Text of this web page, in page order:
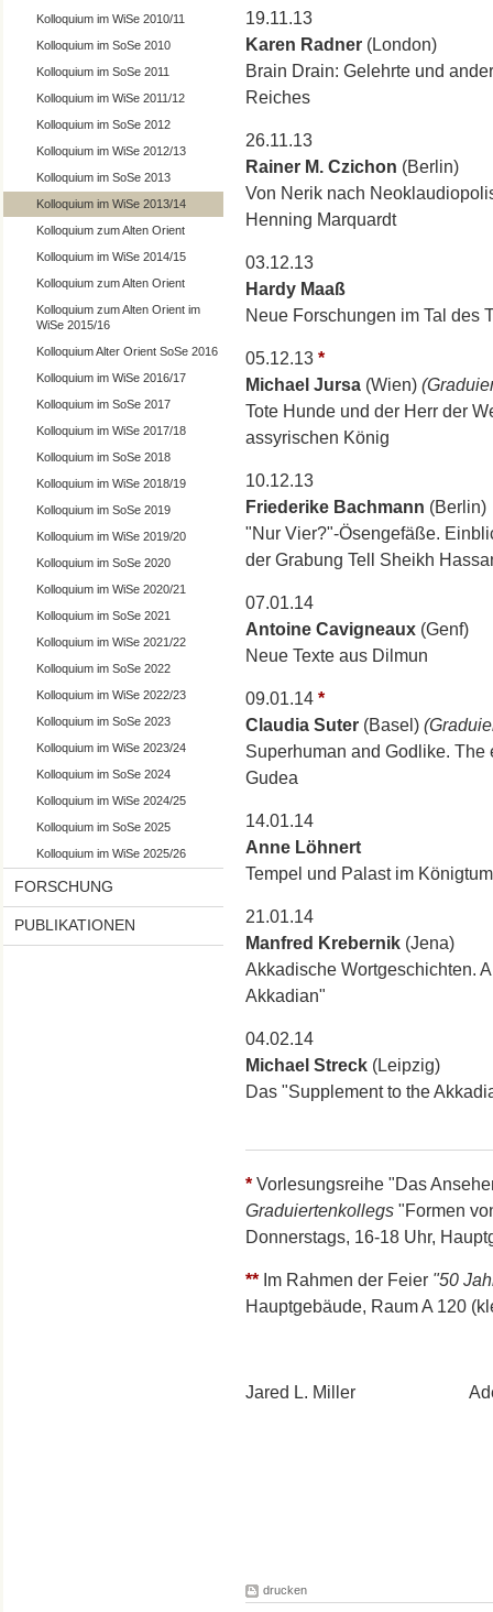
Kolloquium im WiSe 2010/11
Kolloquium im SoSe 2010
Kolloquium im SoSe 2011
Kolloquium im WiSe 2011/12
Kolloquium im SoSe 2012
Kolloquium im WiSe 2012/13
Kolloquium im SoSe 2013
Kolloquium im WiSe 2013/14
Kolloquium zum Alten Orient
Kolloquium im WiSe 2014/15
Kolloquium zum Alten Orient
Kolloquium zum Alten Orient im
WiSe 2015/16
Kolloquium Alter Orient SoSe 2016
Kolloquium im WiSe 2016/17
Kolloquium im SoSe 2017
Kolloquium im WiSe 2017/18
Kolloquium im SoSe 2018
Kolloquium im WiSe 2018/19
Kolloquium im SoSe 2019
Kolloquium im WiSe 2019/20
Kolloquium im SoSe 2020
Kolloquium im WiSe 2020/21
Kolloquium im SoSe 2021
Kolloquium im WiSe 2021/22
Kolloquium im SoSe 2022
Kolloquium im WiSe 2022/23
Kolloquium im SoSe 2023
Kolloquium im WiSe 2023/24
Kolloquium im SoSe 2024
Kolloquium im WiSe 2024/25
Kolloquium im SoSe 2025
Kolloquium im WiSe 2025/26
FORSCHUNG
PUBLIKATIONEN
19.11.13
Karen Radner(London)
Brain Drain: Gelehrte und
Reiches
26.11.13
Rainer M. Czichon (Berlin)
Von Nerik nach
Henning Marquardt
03.12.13
Hardy Maaß
Neue Forschungen im Tal des
05.12.13 *
Michael Jursa(Wien)
Tote Hunde und der Herr der
assyrischen König
10.12.13
Friederike Bachmann (Berlin)
"Nur Vier?"-Ösengefäße.
der Grabung Tell Sheikh
07.01.14
Antoine Cavigneaux(Genf)
Neue Texte aus Dilmun
09.01.14 *
Claudia Suter(Basel)
Superhuman and Godlike.
Gudea
14.01.14
Anne Löhnert
Tempel und Palast im
21.01.14
Manfred Krebernik(Jena)
Akkadische Wortgeschichten.
Akkadian"
04.02.14
Michael Streck(Leipzig)
Das "Supplement to the
*Vorlesungsreihe "Das
Graduiertenkollegs"Formen
Donnerstags, 16-18 Uhr,
**Im Rahmen der Feier "50
Hauptgebäude, Raum A 120
Jared L. Miller
drucken